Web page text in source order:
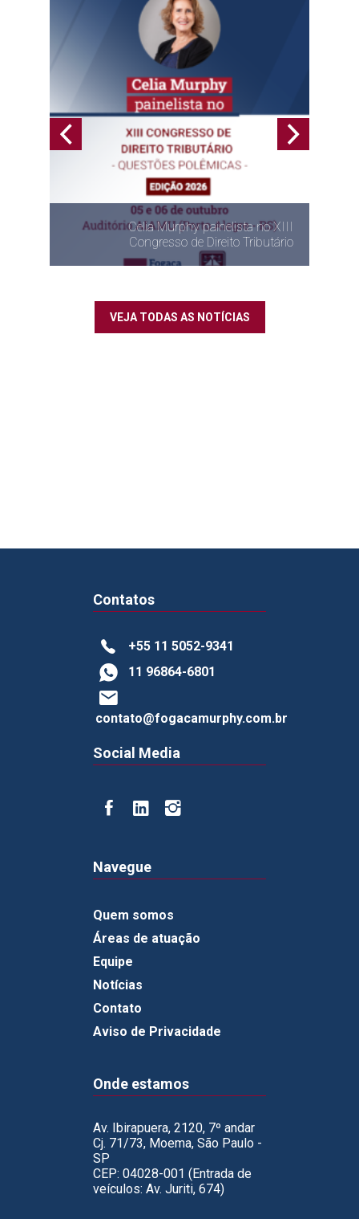
Celia Murphy painelista no XIII
Congresso de Direito Tributário
Newsletter
VEJA TODAS AS NOTÍCIAS
Contatos
+55 11 5052-9341
11 96864-6801
contato@fogacamurphy.com.br
Social Media
Navegue
Quem somos
Áreas de atuação
Equipe
Notícias
Contato
Aviso de Privacidade
Onde estamos
Av. Ibirapuera, 2120, 7º andar
Cj. 71/73, Moema, São Paulo -
SP
CEP: 04028-001 (Entrada de
veículos: Av. Juriti, 674)